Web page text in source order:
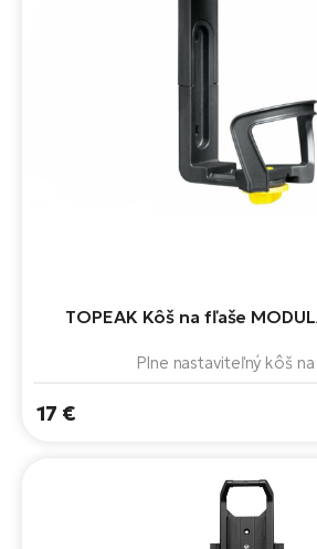
TOPEAK Kôš na fľaše
Plne nastaviteľný kôš
17 €